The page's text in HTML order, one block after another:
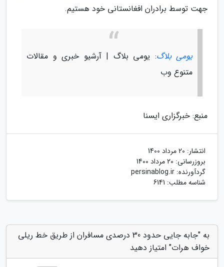
جهت توسط برادران افغانستانی خود هستیم.
یومی بلاگ: یومی بلاگ | آرشیو خبری و مقالات
متنوع وب
منبع: خبرگزاری ایسنا
انتشار: 20 مرداد 1400
بروزرسانی: 20 مرداد 1400
گردآورنده: persinablog.ir
شناسه مطلب: 6141
به "جابه جایی حدود 30 درصدی مسافران از طریق خط ریلی
خواف هرات" امتیاز دهید